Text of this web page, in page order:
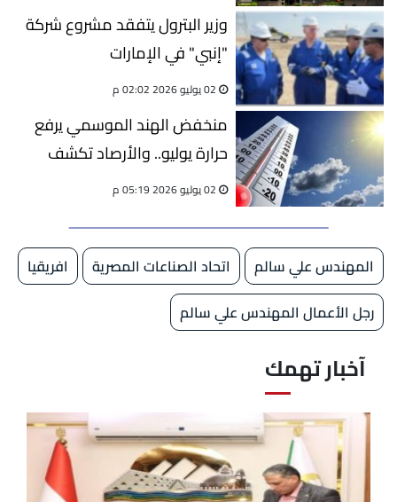
وزير البترول يتفقد مشروع شركة
"إنبي" في الإمارات
02 يوليو 2026 02:02 م
منخفض الهند الموسمي يرفع
حرارة يوليو.. والأرصاد تكشف
السبب
02 يوليو 2026 05:19 م
المهندس علي سالم اتحاد الصناعات المصرية
افريقيا
رجل الأعمال المهندس علي سالم
آخبار تهمك